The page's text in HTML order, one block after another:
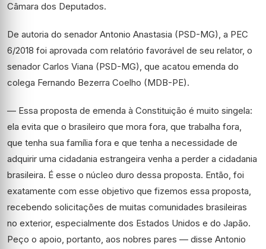
Câmara dos Deputados.
De autoria do senador Antonio Anastasia (PSD-MG), a PEC
6/2018 foi aprovada com relatório favorável de seu relator, o
senador Carlos Viana (PSD-MG), que acatou emenda do
colega Fernando Bezerra Coelho (MDB-PE).
— Essa proposta de emenda à Constituição é muito singela:
ela evita que o brasileiro que mora fora, que trabalha fora,
que tenha sua família fora e que tenha a necessidade de
adquirir uma cidadania estrangeira venha a perder a cidadania
brasileira. É esse o núcleo duro dessa proposta. Então, foi
exatamente com esse objetivo que fizemos essa proposta,
recebendo solicitações de muitas comunidades brasileiras
no exterior, especialmente dos Estados Unidos e do Japão.
Peço o apoio, portanto, aos nobres pares — disse Antonio